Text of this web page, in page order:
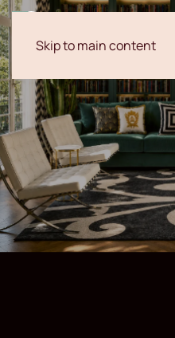
Skip to main content